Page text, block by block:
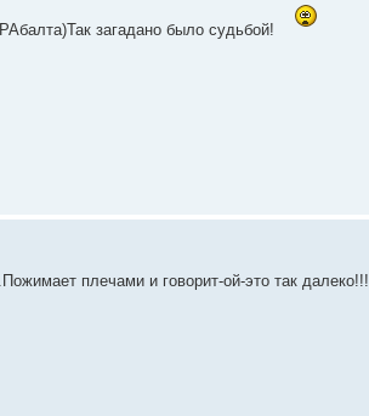
загадано было судьбой!
плечами и говорит-ой-это так далеко!!!